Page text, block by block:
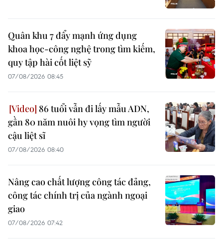
Quân khu 7 đẩy mạnh ứng dụng
khoa học-công nghệ trong tìm kiếm,
quy tập hài cốt liệt sỹ
07/08/2026 08:45
86 tuổi vẫn đi lấy mẫu ADN,
gần 80 năm nuôi hy vọng tìm người
cậu liệt sĩ
07/08/2026 08:40
Nâng cao chất lượng công tác đảng,
công tác chính trị của ngành ngoại
giao
07/08/2026 07:42